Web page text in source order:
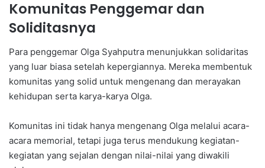
Komunitas Penggemar dan
Soliditasnya
Para penggemar Olga Syahputra menunjukkan solidaritas
yang luar biasa setelah kepergiannya. Mereka membentuk
komunitas yang solid untuk mengenang dan merayakan
kehidupan serta karya-karya Olga.
Komunitas ini tidak hanya mengenang Olga melalui acara-
acara memorial, tetapi juga terus mendukung kegiatan-
kegiatan yang sejalan dengan nilai-nilai yang diwakili